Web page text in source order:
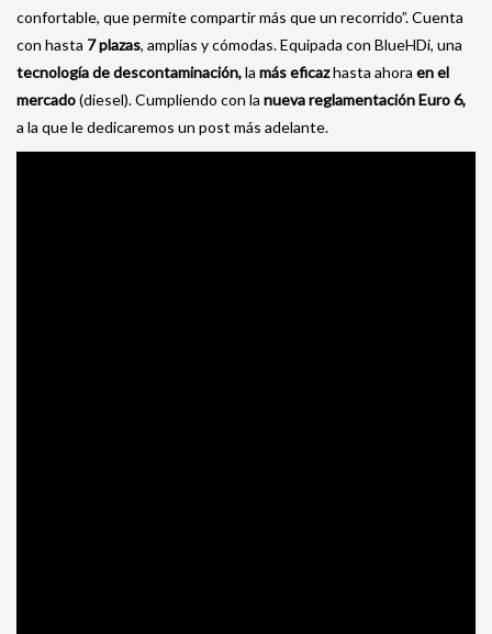
confortable, que permite compartir más que un recorrido”.Cuenta
con hasta 7 plazas, amplias y cómodas. Equipada con BlueHDi, una
tecnología de descontaminación,la más eficazhasta ahora en el
mercado(diesel). Cumpliendo con la nueva reglamentación Euro 6,
a la que le dedicaremos un post más adelante.